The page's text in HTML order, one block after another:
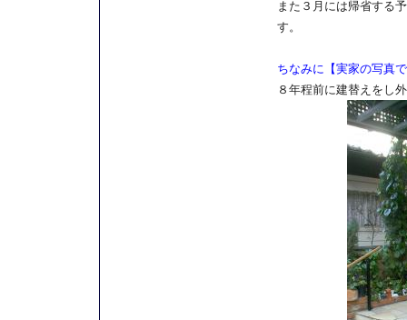
また３月には帰省する
す。
ちなみに【実家の写真
８年程前に建替えをし